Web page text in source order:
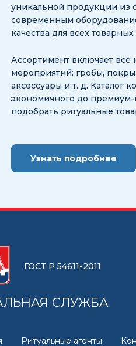
уникальной продукции из
современным
качества для всех
Ассортимент включает
мероприятий: гробы,
аксессуары и т. д. Каталог
экономичного до премиум-
подобрать ритуальные
Узнать подробнее
ГОСТ Р 54611-2011
СЛУЖБА
Ритуальные агенты